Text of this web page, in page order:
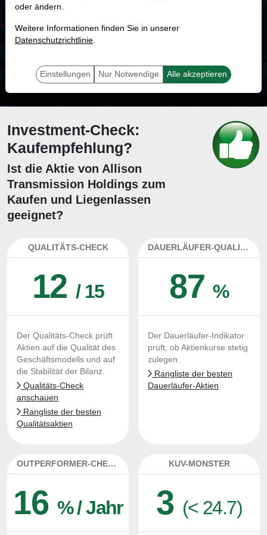
78.4 %
mit dieser Aktie erfolgreich sein.
Investment-Check:
Kaufempfehlung?
Ist die Aktie von Allison
Transmission Holdings zum
Kaufen und Liegenlassen
geeignet?
QUALITÄTS-CHECK
12 / 15
Der Qualitäts-Check prüft
Aktien auf die Qualität des
Geschäftsmodells und auf
die Stabilität der Bilanz.
Qualitäts-Check
anschauen
Rangliste der besten
Qualitätsaktien
DAUERLÄUFER-QUALITÄTEN
87%
Der Dauerläufer-Indikator
prüft, ob Aktienkurse stetig
zulegen.
Rangliste der besten
Dauerläufer-Aktien
OUTPERFORMER-CHECK
16 % / Jahr
KUV-MONSTER
3 (< 24.7)
oder ändern.
Weitere Informationen finden Sie in unserer
Datenschutzrichtlinie.
Einstellungen Nur Notwendige Alle akzeptieren